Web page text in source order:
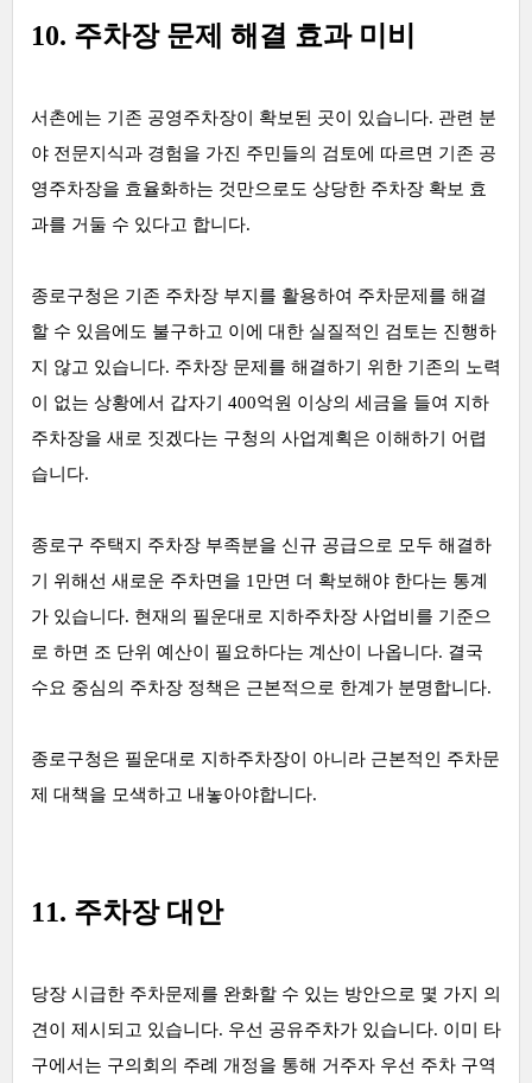
10. 주차장 문제 해결 효과 미비
서촌에는 기존 공영주차장이 확보된 곳이 있습니다. 관련 분
야 전문지식과 경험을 가진 주민들의 검토에 따르면 기존 공
영주차장을 효율화하는 것만으로도 상당한 주차장 확보 효
과를 거둘 수 있다고 합니다.
종로구청은 기존 주차장 부지를 활용하여 주차문제를 해결
할 수 있음에도 불구하고 이에 대한 실질적인 검토는 진행하
지 않고 있습니다. 주차장 문제를 해결하기 위한 기존의 노력
이 없는 상황에서 갑자기 400억원 이상의 세금을 들여 지하
주차장을 새로 짓겠다는 구청의 사업계획은 이해하기 어렵
습니다.
종로구 주택지 주차장 부족분을 신규 공급으로 모두 해결하
기 위해선 새로운 주차면을 1만면 더 확보해야 한다는 통계
가 있습니다. 현재의 필운대로 지하주차장 사업비를 기준으
로 하면 조 단위 예산이 필요하다는 계산이 나옵니다. 결국
수요 중심의 주차장 정책은 근본적으로 한계가 분명합니다.
종로구청은 필운대로 지하주차장이 아니라 근본적인 주차문
제 대책을 모색하고 내놓아야합니다.
11. 주차장 대안
당장 시급한 주차문제를 완화할 수 있는 방안으로 몇 가지 의
견이 제시되고 있습니다. 우선 공유주차가 있습니다. 이미 타
구에서는 구의회의 주례 개정을 통해 거주자 우선 주차 구역